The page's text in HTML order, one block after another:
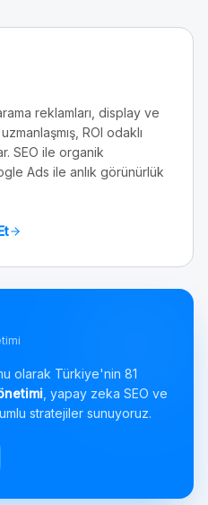
reklamları, display ve
ROI odaklı
SEO ile organik
Ads ile anlık görünürlük
olarak Türkiye'nin 81
, yapay zeka SEO ve
stratejiler sunuyoruz.